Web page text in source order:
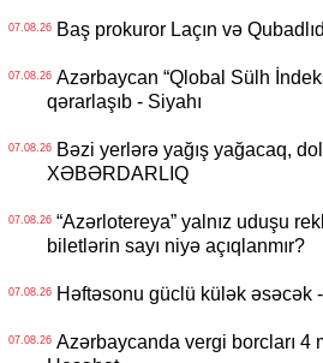
07.08.26Baş prokuror Laçın və
07.08.26Azərbaycan “Qlobal Sülh
qərarlaşıb - Siyahı
07.08.26Bəzi yerlərə yağış yağacaq,
XƏBƏRDARLIQ
07.08.26“Azərlotereya” yalnız uduşu
biletlərin sayı niyə açıqlanmır?
07.08.26Həftəsonu güclü külək əsəcək
07.08.26Azərbaycanda vergi borcları 4